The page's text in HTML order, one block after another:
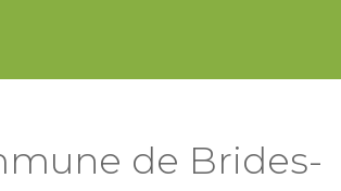
de Brides-